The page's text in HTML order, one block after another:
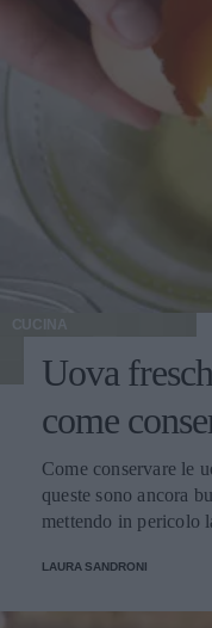
CUCINA
Uova
come
Come conservare le
queste sono ancora
mettendo in pericolo
LAURA SANDRONI